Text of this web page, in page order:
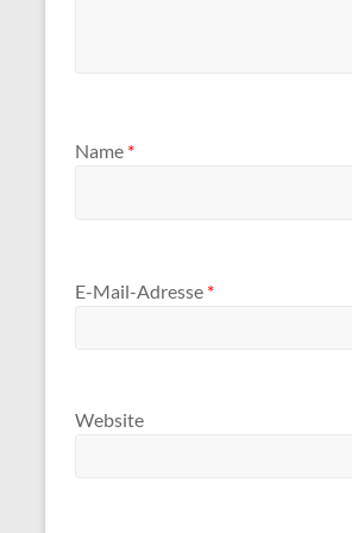
Name *
E-Mail-Adresse *
Website